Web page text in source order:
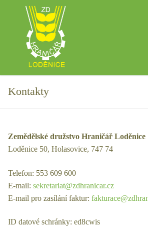
Přeskočit
Kontakty
Zemědělské družstvo Hraničář Loděnice
Loděnice 50, Holasovice, 747 74
Telefon: 553 609 600
E-mail: sekretariat@zdhranicar.cz
E-mail pro zasílání faktur:
ID datové schránky: ed8cwis